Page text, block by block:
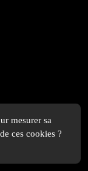
mesurer sa
ces cookies ?